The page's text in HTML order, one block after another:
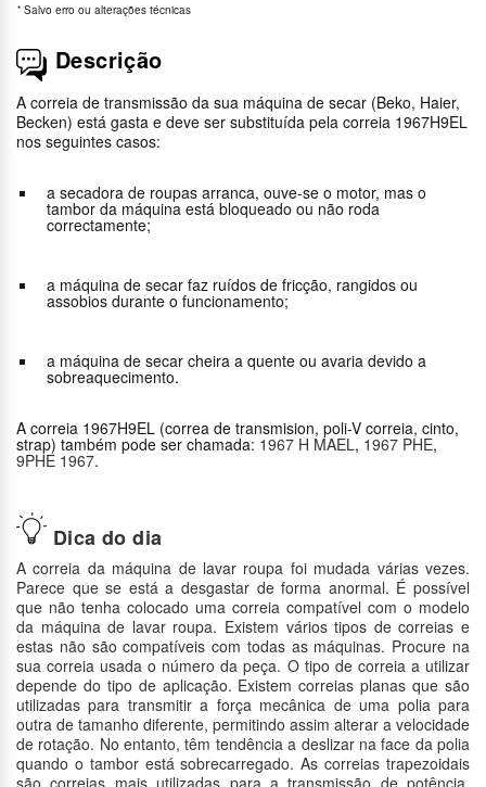
Dica do dia
A correia da máquina de lavar roupa foi mudada várias vezes.
Parece que se está a desgastar de forma anormal. É possível
que não tenha colocado uma correia compatível com o modelo
da máquina de lavar roupa. Existem vários tipos de correias e
estas não são compatíveis com todas as máquinas. Procure na
sua correia usada o número da peça. O tipo de correia a utilizar
depende do tipo de aplicação. Existem correias planas que são
utilizadas para transmitir a força mecânica de uma polia para
outra de tamanho diferente, permitindo assim alterar a velocidade
de rotação. No entanto, têm tendência a deslizar na face da polia
quando o tambor está sobrecarregado. As correias trapezoidais
* Salvo erro ou alterações técnicas
Descrição
A correia de transmissão da sua máquina de secar (Beko, Haier,
Becken) está gasta e deve ser substituída pela correia 1967H9EL
nos seguintes casos:
a secadora de roupas arranca, ouve-se o motor, mas o
tambor da máquina está bloqueado ou não roda
correctamente;
a máquina de secar faz ruídos de fricção, rangidos ou
assobios durante o funcionamento;
a máquina de secar cheira a quente ou avaria devido a
sobreaquecimento.
A correia 1967H9EL (correa de transmision, poli-V correia, cinto,
strap) também pode ser chamada: 1967 H MAEL, 1967 PHE,
9PHE 1967.